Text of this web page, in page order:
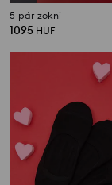
5 pár zokni
1095 HUF